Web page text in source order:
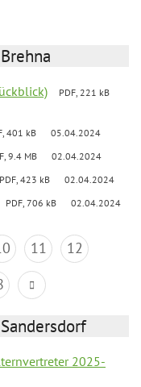
PDF, 221 kB
401 kB 05.04.2024
9.4 MB 02.04.2024
PDF, 423 kB 02.04.2024
PDF, 706 kB 02.04.2024
11
12
2025-